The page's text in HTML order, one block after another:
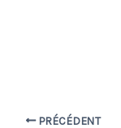
PRÉCÉDENT